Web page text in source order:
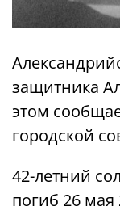
защитника
этом
городской
42-летний
погиб 26 мая